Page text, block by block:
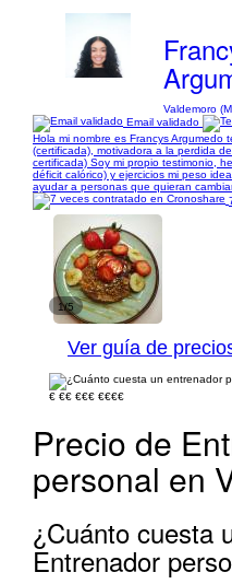
Valdemoro
Email validado
Hola mi nombre es Francys Argumedo
(certificada), motivadora a la perdida
certificada) Soy mi propio testimonio,
déficit calórico) y ejercicios mi peso
ayudar a personas que quieran
1/5
Ver guía de
€ €€ €€€ €€€€
Precio de
personal en
¿Cuánto cuesta
Entrenador